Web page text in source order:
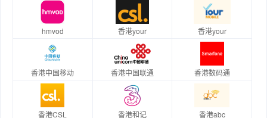
hmvod 香港your 香港your
香港中国移动 香港中国联通 香港数码通
香港CSL 香港和记 香港abc